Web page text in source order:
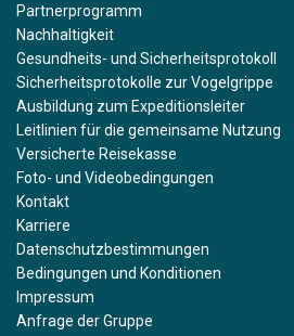
Partnerprogramm
Nachhaltigkeit
Gesundheits- und Sicherheitsprotokoll
Sicherheitsprotokolle zur Vogelgrippe
Ausbildung zum Expeditionsleiter
Leitlinien für die gemeinsame Nutzung
Versicherte Reisekasse
Foto- und Videobedingungen
Kontakt
Karriere
Datenschutzbestimmungen
Bedingungen und Konditionen
Impressum
Anfrage der Gruppe